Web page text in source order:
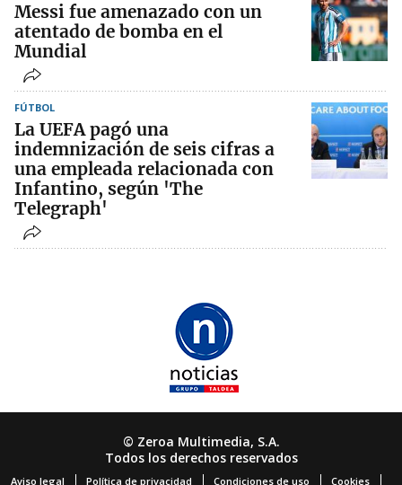
Messi fue amenazado con un
atentado de bomba en el
Mundial
FÚTBOL
La UEFA pagó una
indemnización de seis cifras a
una empleada relacionada con
Infantino, según 'The
Telegraph'
© Zeroa Multimedia, S.A.
Todos los derechos reservados
Aviso legal Política de privacidad Condiciones de uso Cookies